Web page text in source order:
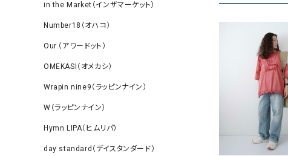
in the Market（インザマーケット）
Number18（オハコ）
Our.（アワードット）
OMEKASI（オメカシ）
Wrapin nine9（ラッピンナイン）
W（ラッピンナイン）
Hymn LIPA（ヒムリパ）
day standard（デイスタンダード）